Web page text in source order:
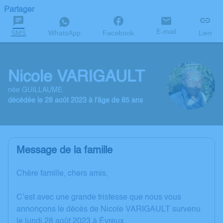
Partager
SMS WhatsApp Facebook E-mail Lien
Nicole VARIGAULT
née GUILLAUME
décédée le 28 août 2023 à l'âge de 85 ans
Message de la famille
Chère famille, chers amis,
C’est avec une grande tristesse que nous vous
annonçons le décès de Nicole VARIGAULT survenu